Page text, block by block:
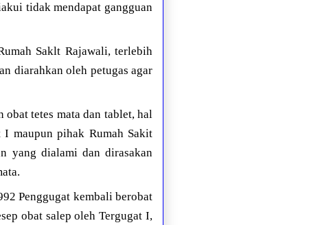
tidak mendapat gangguan
Saklt Rajawali, terlebih
diarahkan oleh petugas agar
obat tetes mata dan tablet, hal
I maupun pihak Rumah Sakit
yang dialami dan dirasakan
Penggugat kembali berobat
obat salep oleh Tergugat I,